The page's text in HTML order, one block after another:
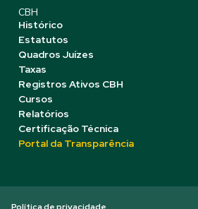
CBH
Histórico
Estatutos
Quadros Juízes
Taxas
Registros Ativos CBH
Cursos
Relatórios
Certificação Técnica
Portal da Transparência